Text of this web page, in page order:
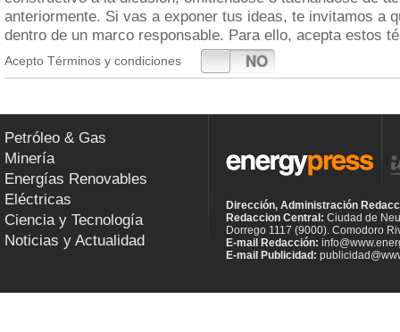
anteriormente. Si vas a exponer tus ideas, te invitamos a
dentro de un marco responsable. Para ello, acepta estos
Acepto Términos y condiciones NO
SI
Petróleo & Gas
Minería
Energías Renovables
Eléctricas
Ciencia y Tecnología
Noticias y Actualidad
Dirección, Administración
Redaccion Central: Ciudad de
Dorrego 1117 (9000). Comodoro
E-mail Redacción:
E-mail Publicidad: